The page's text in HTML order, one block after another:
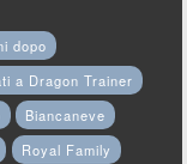
dopo
a Dragon Trainer
Biancaneve
Royal Family